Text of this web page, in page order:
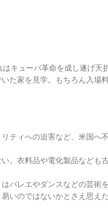
キューバ革命を成し遂げ
た家を見学。もちろん入場
ティへの迫害など、米国へ
。衣料品や電化製品なども
バレエやダンスなどの芸術
いのではないかとさえ思えた